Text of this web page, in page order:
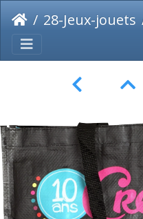
28-Jeux-jouets